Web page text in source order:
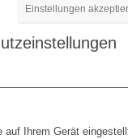
Einstellungen
auf Ihrem Gerät